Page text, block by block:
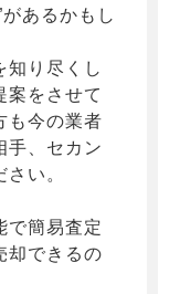
あるかもし
知り尽くし
案をさせて
も今の業者
手、セカン
い。
で簡易査定
却できるの